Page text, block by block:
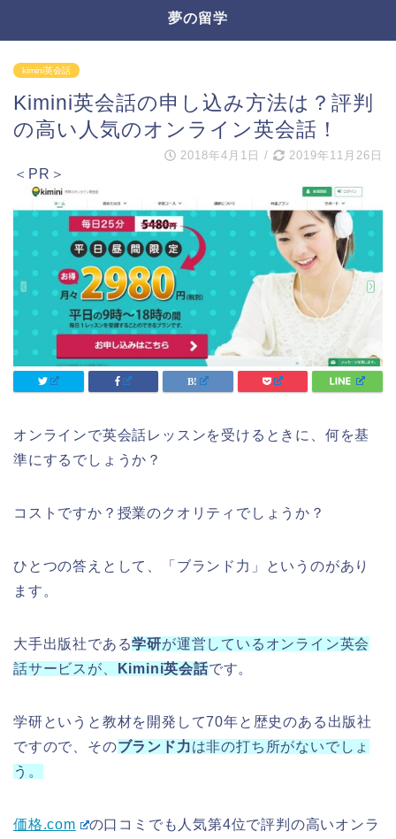
夢の留学
kimini英会話
Kimini英会話の申し込み方法は？評判
の高い人気のオンライン英会話！
2018年4月1日 / 2019年11月26日
＜PR＞
オンラインで英会話レッスンを受けるときに、何を基
準にするでしょうか？
コストですか？授業のクオリティでしょうか？
ひとつの答えとして、「ブランド力」というのがあり
ます。
大手出版社である学研が運営しているオンライン英会
話サービスが、
Kimini英会話です。
学研というと教材を開発して70年と歴史のある出版社
ですので、そのブランド力は非の打ち所がないでしょ
う。
価格.com
の口コミでも人気第4位で評判の高いオンラ